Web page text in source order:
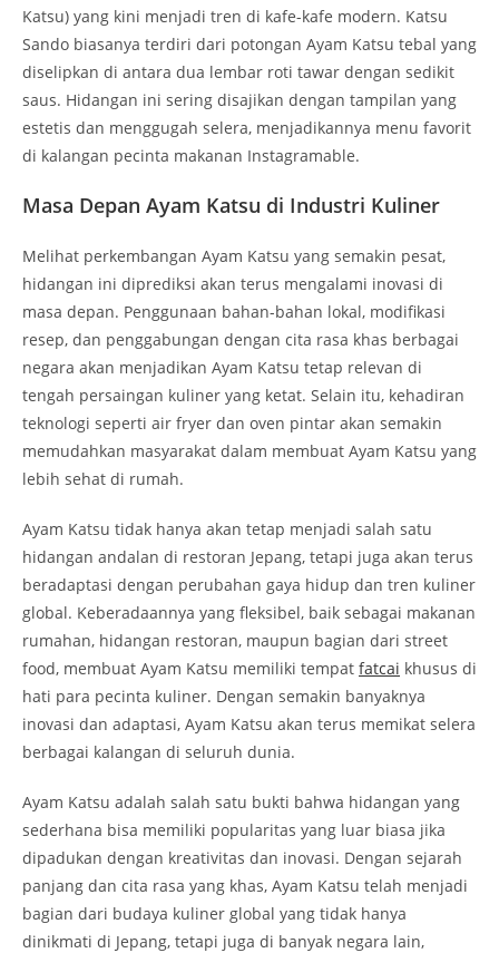
Katsu) yang kini menjadi tren di kafe-kafe modern. Katsu
Sando biasanya terdiri dari potongan Ayam Katsu tebal yang
diselipkan di antara dua lembar roti tawar dengan sedikit
saus. Hidangan ini sering disajikan dengan tampilan yang
estetis dan menggugah selera, menjadikannya menu favorit
di kalangan pecinta makanan Instagramable.
Masa Depan Ayam Katsu di Industri Kuliner
Melihat perkembangan Ayam Katsu yang semakin pesat,
hidangan ini diprediksi akan terus mengalami inovasi di
masa depan. Penggunaan bahan-bahan lokal, modifikasi
resep, dan penggabungan dengan cita rasa khas berbagai
negara akan menjadikan Ayam Katsu tetap relevan di
tengah persaingan kuliner yang ketat. Selain itu, kehadiran
teknologi seperti air fryer dan oven pintar akan semakin
memudahkan masyarakat dalam membuat Ayam Katsu yang
lebih sehat di rumah.
Ayam Katsu tidak hanya akan tetap menjadi salah satu
hidangan andalan di restoran Jepang, tetapi juga akan terus
beradaptasi dengan perubahan gaya hidup dan tren kuliner
global. Keberadaannya yang fleksibel, baik sebagai makanan
rumahan, hidangan restoran, maupun bagian dari street
food, membuat Ayam Katsu memiliki tempat fatcai khusus di
hati para pecinta kuliner. Dengan semakin banyaknya
inovasi dan adaptasi, Ayam Katsu akan terus memikat selera
berbagai kalangan di seluruh dunia.
Ayam Katsu adalah salah satu bukti bahwa hidangan yang
sederhana bisa memiliki popularitas yang luar biasa jika
dipadukan dengan kreativitas dan inovasi. Dengan sejarah
panjang dan cita rasa yang khas, Ayam Katsu telah menjadi
bagian dari budaya kuliner global yang tidak hanya
dinikmati di Jepang, tetapi juga di banyak negara lain,